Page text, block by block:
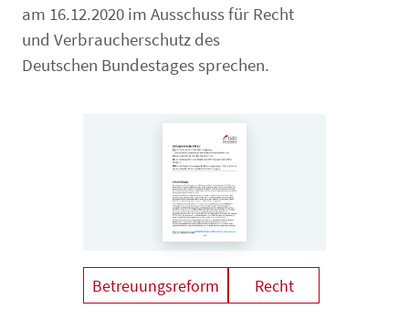
am 16.12.2020 im Ausschuss für Recht
und Verbraucherschutz des
Deutschen Bundestages sprechen.
Betreuungsreform Recht